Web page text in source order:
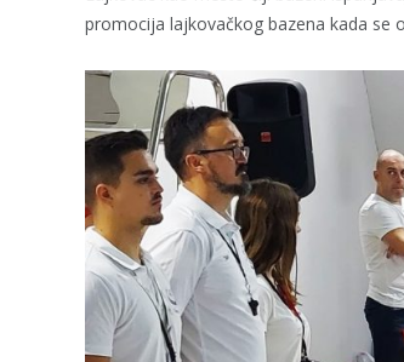
promocija lajkovačkog bazena kada se